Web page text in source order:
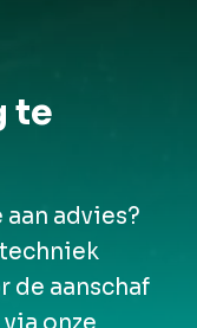
te
advies?
de aanschaf